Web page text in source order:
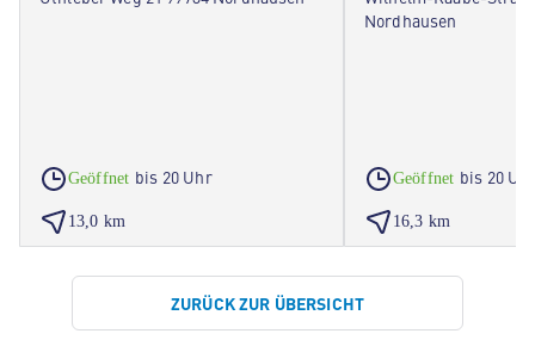
Geöffnet bis 20 Uhr
13,0 km
Nordhausen
Geöffnet bis 20
16,3 km
ZURÜCK ZUR ÜBERSICHT